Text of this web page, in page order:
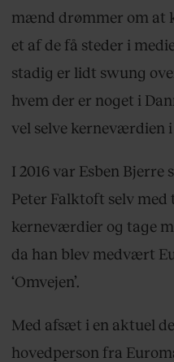
mænd drømmer om at
et af de få steder i
stadig er lidt swung
hvem der er noget i
vel selve kerneværdien
I 2016 var Esben
Peter Falktoft selv
kerneværdier og tage
da han blev medvært
‘Omvejen’.
Med afsæt i en aktuel
hovedperson fra